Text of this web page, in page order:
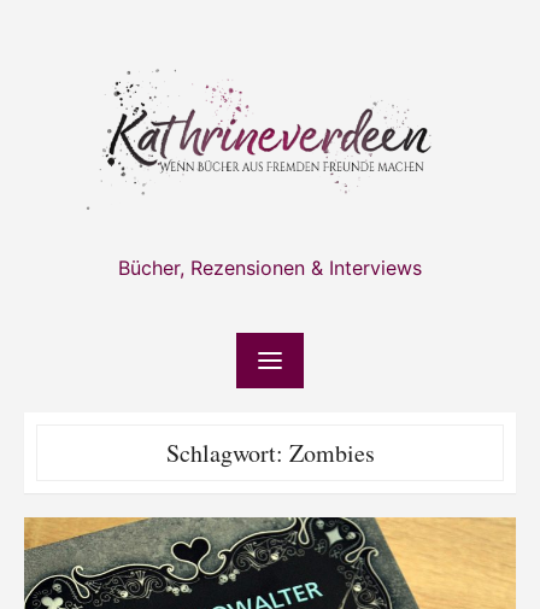
Bücher, Rezensionen & Interviews
Schlagwort: Zombies